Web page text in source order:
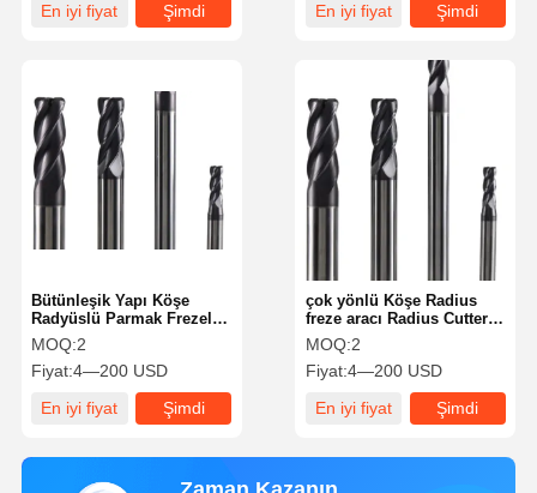
En iyi fiyat
Şimdi
En iyi fiyat
Şimdi
Bütünleşik Yapı Köşe
Radyüslü Parmak Frezeler
Dört Ağızlı U Yuvası Yapı
Tasarımı
MOQ:2
Fiyat:4—200 USD
En iyi fiyat
Şimdi
çok yönlü Köşe Radius
freze aracı Radius Cutter
Son freze üreticisi Uzun
ömürlü
MOQ:2
Fiyat:4—200 USD
En iyi fiyat
Şimdi